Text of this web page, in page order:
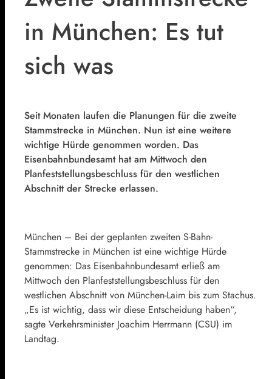
in München: Es tut
sich was
Seit Monaten laufen die Planungen für die zweite
Stammstrecke in München. Nun ist eine weitere
wichtige Hürde genommen worden. Das
Eisenbahnbundesamt hat am Mittwoch den
Planfeststellungsbeschluss für den westlichen
Abschnitt der Strecke erlassen.
München – Bei der geplanten zweiten S-Bahn-
Stammstrecke in München ist eine wichtige Hürde
genommen: Das Eisenbahnbundesamt erließ am
Mittwoch den Planfeststellungsbeschluss für den
westlichen Abschnitt von München-Laim bis zum Stachus.
„Es ist wichtig, dass wir diese Entscheidung haben“,
sagte Verkehrsminister Joachim Herrmann (CSU) im
Landtag.